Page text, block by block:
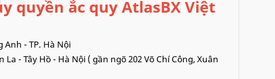
quyền ắc quy AtlasBX Việt
Anh - TP. Hà Nội
La - Tây Hồ - Hà Nội ( gần ngõ 202 Võ Chí Công, Xuân